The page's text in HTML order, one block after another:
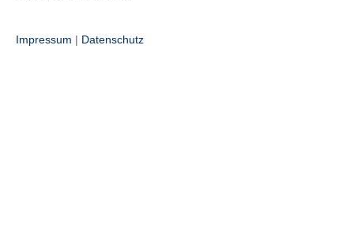
Impressum | Datenschutz